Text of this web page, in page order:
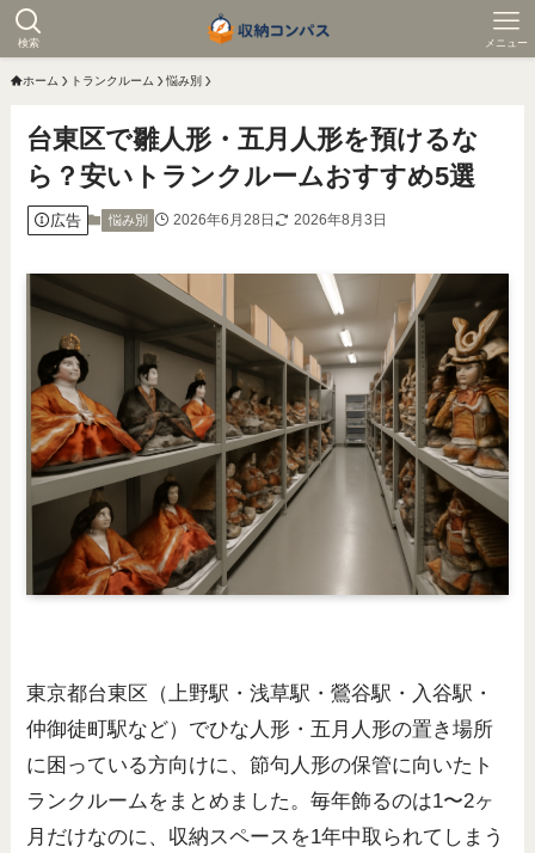
検索 メニュー
ホーム トランクルーム 悩み別
台東区で雛人形・五月人形を預けるな
ら？安いトランクルームおすすめ5選
広告 悩み別 2026年6月28日 2026年8月3日
東京都台東区（上野駅・浅草駅・鶯谷駅・入谷駅・
仲御徒町駅など）でひな人形・五月人形の置き場所
に困っている方向けに、節句人形の保管に向いたト
ランクルームをまとめました。毎年飾るのは1〜2ヶ
月だけなのに、収納スペースを1年中取られてしまう